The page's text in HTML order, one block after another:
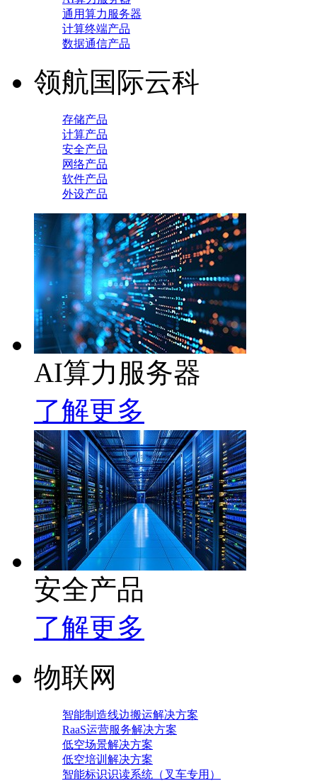
通用算力服务器
计算终端产品
数据通信产品
领航国际云科
存储产品
计算产品
安全产品
网络产品
软件产品
外设产品
AI算力服务器
了解更多
安全产品
了解更多
物联网
智能制造线边搬运解决方案
RaaS运营服务解决方案
低空场景解决方案
低空培训解决方案
智能标识识读系统（叉车专用）